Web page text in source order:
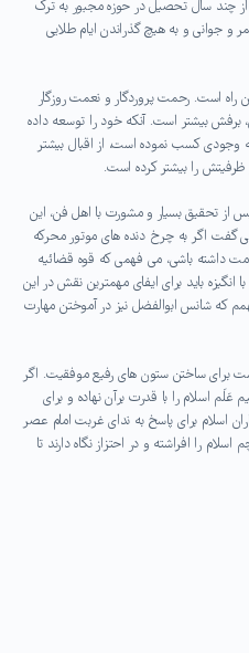
از چند سال تحصیل در حوزه مجبور به ترک
جوانی و به هیچ گذراندن ایام طلایی
راه است. رحمت پروردگار و نعمت روزگار
برفش بیشتر است. آنکه خود را توسعه داده
وجودی کسب نموده است، از اقبال بیشتر
ظرفیتش را بیشتر کرده است.
از تحقیق بسیار و مشورت با اهل فن، این
گفت اگر به چرخ دنده های موتور محرکه
داشته باشی، می فهمی که قوه قضائیه
باید برای ایفای مهمترین نقش در این
که شانس ابوالفضل نیز در آموختن مهارت
برای ساختن ستون های رفیع موفقیت. اگر
اسلام را با قدرت برآن نهاده و برای
اسلام برای پاسخ به ندای غربت امام عصر
را افراشته و در احتزاز نگاه دارند تا